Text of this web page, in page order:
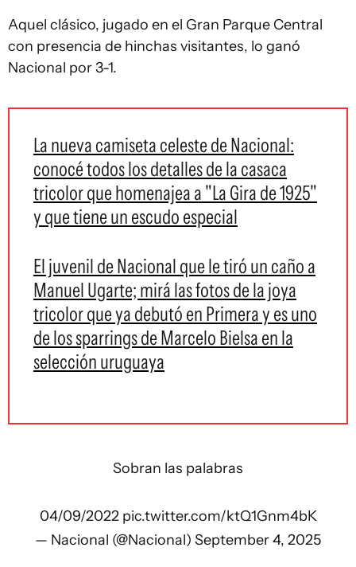
Aquel clásico, jugado en el Gran Parque Central
con presencia de hinchas visitantes, lo ganó
Nacional por 3-1.
La nueva camiseta celeste de Nacional:
conocé todos los detalles de la casaca
tricolor que homenajea a "La Gira de 1925"
y que tiene un escudo especial
El juvenil de Nacional que le tiró un caño a
Manuel Ugarte; mirá las fotos de la joya
tricolor que ya debutó en Primera y es uno
de los sparrings de Marcelo Bielsa en la
selección uruguaya
Sobran las palabras
04/09/2022 pic.twitter.com/ktQ1Gnm4bK
— Nacional (@Nacional) September 4, 2025